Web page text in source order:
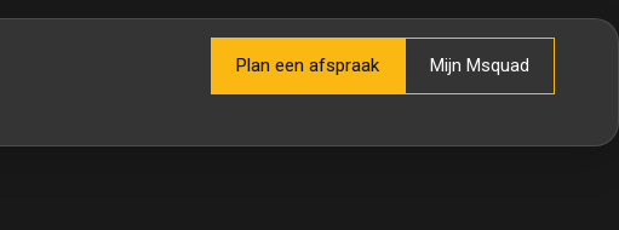
Plan een afspraak Mijn Msquad